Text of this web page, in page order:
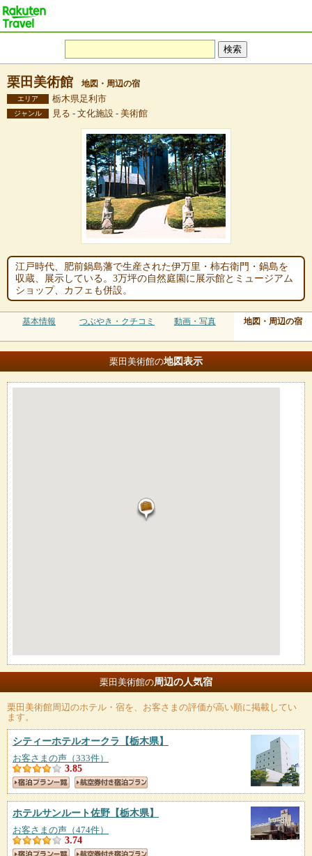
栗田美術館 地図・周辺の宿
エリア 栃木県足利市
ジャンル 見る - 文化施設 - 美術館
江戸時代、肥前鍋島藩で生産された伊万里・柿右衛門・鍋島を
収蔵、展示している。3万坪の自然庭園に展示館とミュージアム
ショップ、カフェも併設。
基本情報 つぶやき・クチコミ 動画・写真 地図・周辺の宿
栗田美術館の地図表示
栗田美術館の周辺の人気宿
栗田美術館周辺のホテル・宿を、お客さまの評価が高い順に掲載してい
ます。
シティーホテルオークラ 【栃木県】
お客さまの声（333件）
3.85
ホテルサンルート佐野 【栃木県】
お客さまの声（474件）
3.74